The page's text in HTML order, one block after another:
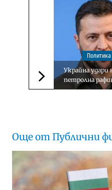
Следваща новина
Политика
Украйна удари
петролна
Още от Публични